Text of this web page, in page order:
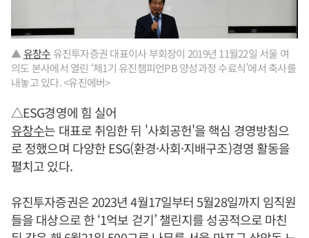
▲유창수 유진투자증권 대표이사 부회장이 2019년 11월22일 서울 여
의도 본사에서 열린 ‘제1기 유진챔피언PB 양성과정 수료식’에서 축사를
내놓고 있다. <유진에버>
△ESG경영에 힘 실어
유창수는 대표로 취임한 뒤 '사회공헌'을 핵심 경영방침으
로 정했으며 다양한 ESG(환경·사회·지배구조)경영 활동을
펼치고 있다.
유진투자증권은 2023년 4월17일부터 5월28일까지 임직원
들을 대상으로 한 ‘1억보 걷기’ 챌린지를 성공적으로 마친